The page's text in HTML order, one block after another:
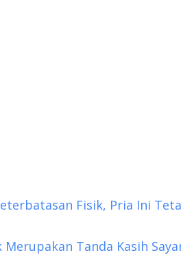
Fisik, Pria Ini
Merupakan Tanda Kasih